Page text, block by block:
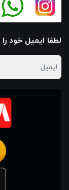
لطفا ایمیل خود را